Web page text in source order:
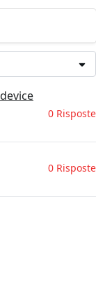
0 Risposte
0 Risposte